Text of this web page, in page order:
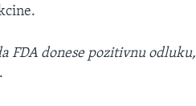
FDA donese pozitivnu odluku,